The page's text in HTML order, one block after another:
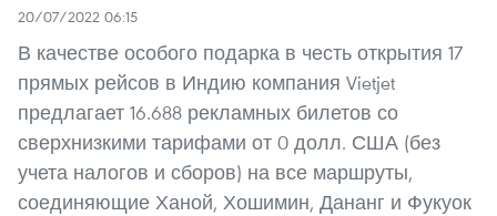
20/07/2022 06:15
В качестве особого подарка в честь открытия 17
прямых рейсов в Индию компания Vietjet
предлагает 16.688 рекламных билетов со
сверхнизкими тарифами от 0 долл. США (без
учета налогов и сборов) на все маршруты,
соединяющие Ханой, Хошимин, Дананг и Фукуок